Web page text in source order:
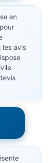
en
les avis